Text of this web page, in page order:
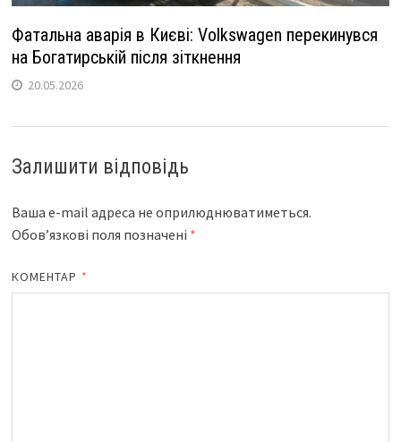
Фатальна аварія в Києві: Volkswagen перекинувся
на Богатирській після зіткнення
20.05.2026
Залишити відповідь
Ваша e-mail адреса не оприлюднюватиметься.
Обов’язкові поля позначені *
КОМЕНТАР *